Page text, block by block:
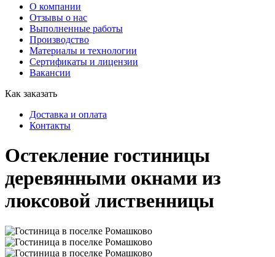
О компании
Отзывы о нас
Выполненные работы
Производство
Материалы и технологии
Сертификаты и лицензии
Вакансии
Как заказать
Доставка и оплата
Контакты
Остекление гостиницы
деревянными окнами из
люксовой лиственницы